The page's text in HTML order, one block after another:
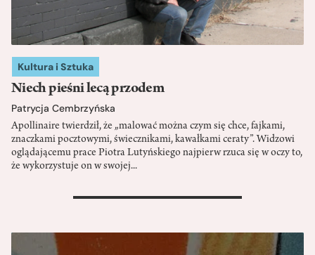
Kultura i Sztuka
Niech pieśni lecą przodem
Patrycja Cembrzyńska
Apollinaire twierdził, że „malować można czym się chce, fajkami,
znaczkami pocztowymi, świecznikami, kawałkami ceraty”. Widzowi
oglądającemu prace Piotra Lutyńskiego najpierw rzuca się w oczy to,
że wykorzystuje on w swojej...
>